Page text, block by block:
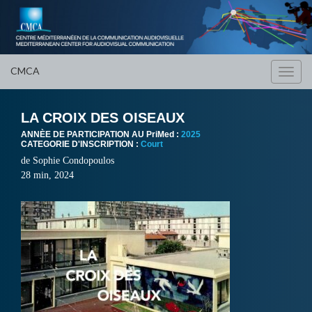
CMCA
LA CROIX DES OISEAUX
ANNÈE DE PARTICIPATION AU PriMed : 2025
CATEGORIE D'INSCRIPTION : Court
de Sophie Condopoulos
28 min, 2024